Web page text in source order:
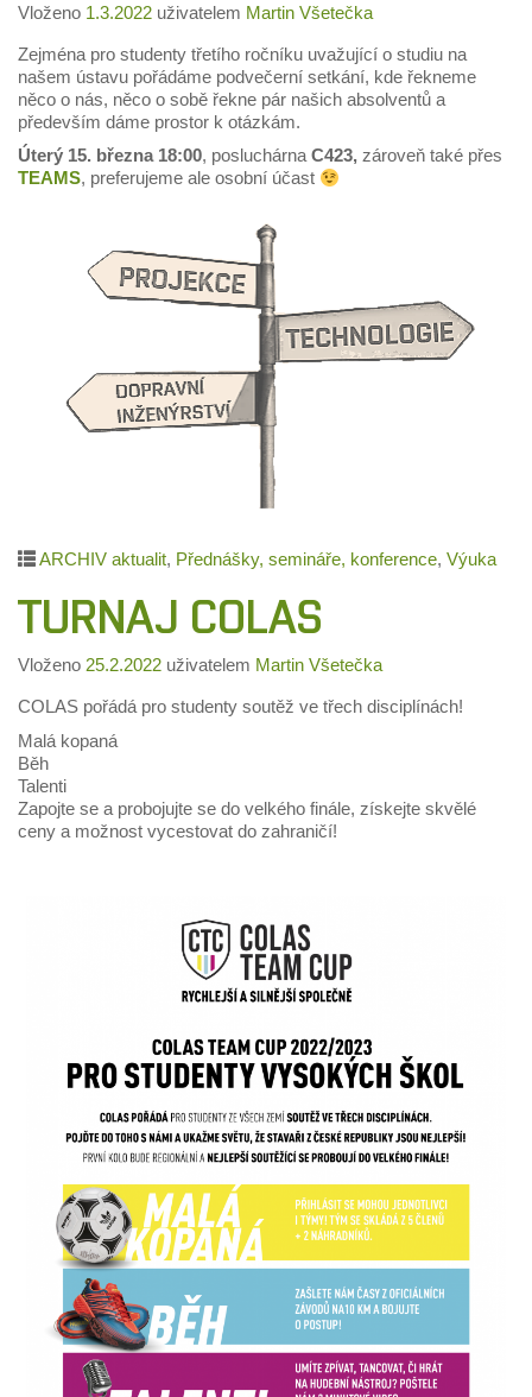
Vloženo 1.3.2022 uživatelem Martin Všetečka
Zejména pro studenty třetího ročníku uvažující o studiu na
našem ústavu pořádáme podvečerní setkání, kde řekneme
něco o nás, něco o sobě řekne pár našich absolventů a
především dáme prostor k otázkám.
Úterý 15. března 18:00, posluchárna C423, zároveň také přes
TEAMS, preferujeme ale osobní účast
ARCHIV aktualit, Přednášky, semináře, konference, Výuka
TURNAJ COLAS
Vloženo 25.2.2022 uživatelem Martin Všetečka
COLAS pořádá pro studenty soutěž ve třech disciplínách!
Malá kopaná
Běh
Talenti
Zapojte se a probojujte se do velkého finále, získejte skvělé
ceny a možnost vycestovat do zahraničí!